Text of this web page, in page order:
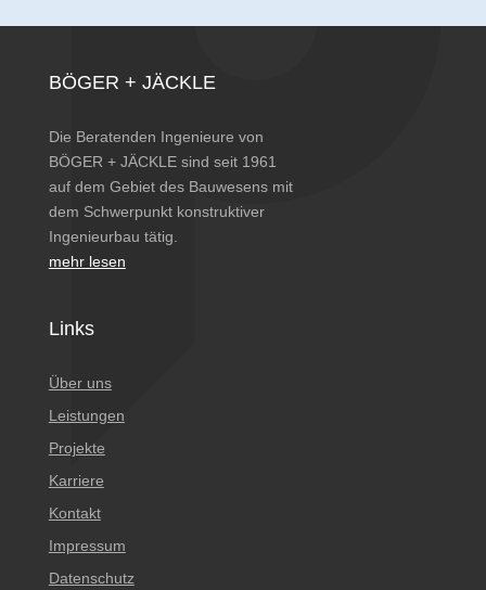
BÖGER + JÄCKLE
Die Beratenden Ingenieure von
BÖGER + JÄCKLE sind seit 1961
auf dem Gebiet des Bauwesens mit
dem Schwerpunkt konstruktiver
Ingenieurbau tätig.
mehr lesen
Links
Über uns
Leistungen
Projekte
Karriere
Kontakt
Impressum
Datenschutz